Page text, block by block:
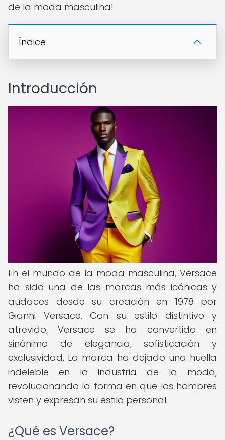
de la moda masculina!
Índice
Introducción
En el mundo de la moda masculina, Versace
ha sido una de las marcas más icónicas y
audaces desde su creación en 1978 por
Gianni Versace. Con su estilo distintivo y
atrevido, Versace se ha convertido en
sinónimo de elegancia, sofisticación y
exclusividad. La marca ha dejado una huella
indeleble en la industria de la moda,
revolucionando la forma en que los hombres
visten y expresan su estilo personal.
¿Qué es Versace?